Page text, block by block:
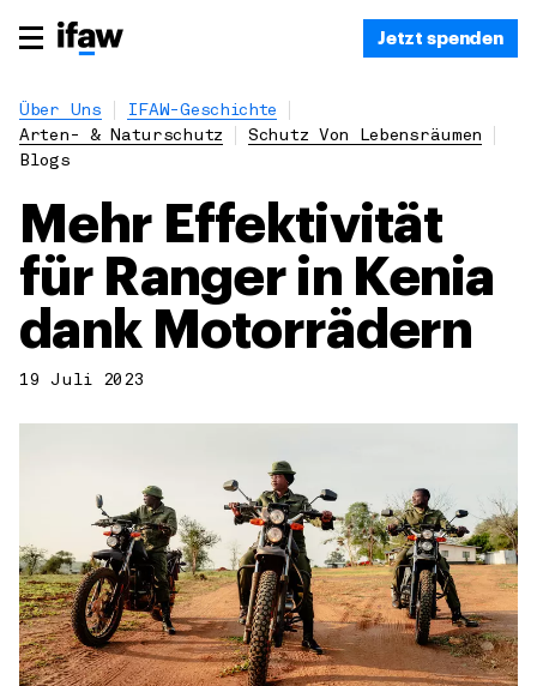
Jetzt spenden
Über Uns
IFAW-Geschichte
Arten- & Naturschutz
Schutz Von Lebensräumen
Blogs
Mehr Effektivität
für Ranger in Kenia
dank Motorrädern
19 Juli 2023